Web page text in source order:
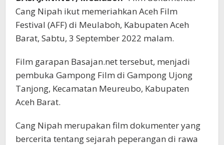
Cang Nipah ikut memeriahkan Aceh Film
Festival (AFF) di Meulaboh, Kabupaten Aceh
Barat, Sabtu, 3 September 2022 malam.
Film garapan Basajan.net tersebut, menjadi
pembuka Gampong Film di Gampong Ujong
Tanjong, Kecamatan Meureubo, Kabupaten
Aceh Barat.
Cang Nipah merupakan film dokumenter yang
bercerita tentang sejarah peperangan di rawa